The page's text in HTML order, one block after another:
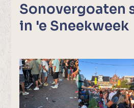
Sonovergoaten
in 'e Sneekweek